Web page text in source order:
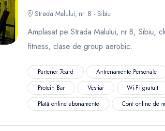
Strada Malului, nr. 8 - Sibiu
Amplasat pe Strada Malului, nr.8, Sibiu,
fitness, clase de group aerobic.
Partener 7card Antrenamente Personale
Protein Bar
Vestiar Wi-Fi gratuit
Plată online abonamente
Cont online de